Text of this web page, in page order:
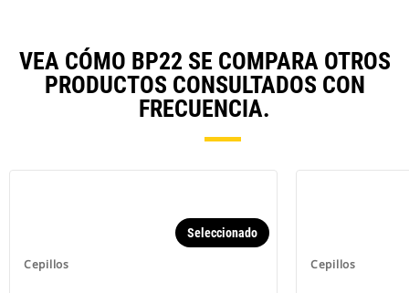
VEA CÓMO BP22 SE COMPARA OTROS
PRODUCTOS CONSULTADOS CON
FRECUENCIA.
Cepillos
Seleccionado
Cepillos